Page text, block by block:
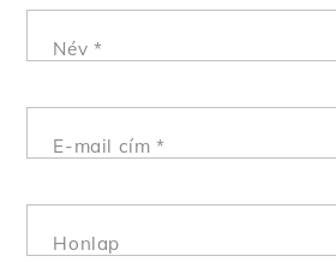
Név *
E-mail cím*
Honlap